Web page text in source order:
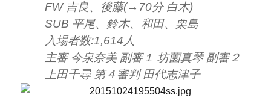
FW 吉良、後藤(→70分 白木)
SUB 平尾、鈴木、和田、栗島
入場者数:1,614人
主審 今泉奈美 副審１ 坊薗真琴 副審２
上田千尋 第４審判 田代志津子